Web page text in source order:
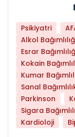
Psikiyatri
Alkol
Esrar
Kokain
Kumar
Sanal
Parkinson
Sigara
Kardioloji